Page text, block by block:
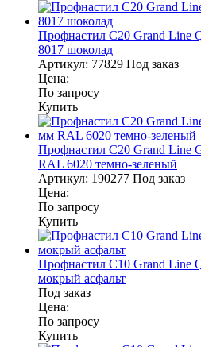
Профнастил С20 Grand Line
8017 шоколад
Артикул: 77829 Под заказ
Цена:
По запросу
Купить
Профнастил С20 Grand Line
RAL 6020 темно-зеленый
Артикул: 190277 Под заказ
Цена:
По запросу
Купить
Профнастил С10 Grand Line
мокрый асфальт
Под заказ
Цена:
По запросу
Купить